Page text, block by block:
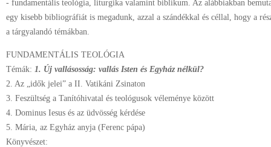
- fundamentális teológia, liturgika valamint biblikum. Az alábbiakban
egy kisebb bibliográfiát is megadunk, azzal a szándékkal és céllal, hogy a
a tárgyalandó témákban.
FUNDAMENTÁLIS TEOLÓGIA
Témák: 1. Új vallásosság: vallás Isten és Egyház nélkül?
2. Az „idők jelei” a II. Vatikáni Zsinaton
3. Feszültség a Tanítóhivatal és teológusok véleménye között
4. Dominus Iesus és az üdvösség kérdése
5. Mária, az Egyház anyja (Ferenc pápa)
Könyvészet: